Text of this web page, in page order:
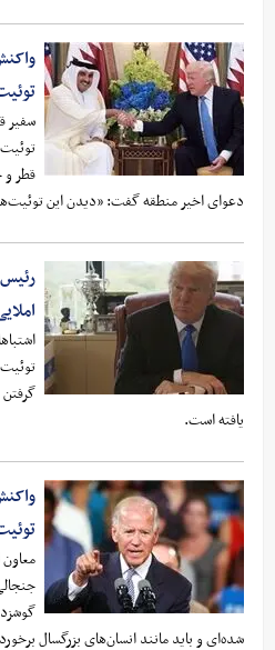
سفیر
قطر و
دعوای اخیر منطقه گفت: «دیدن این
یافته است.
شده‌ای و باید مانند انسان‌های بزرگسال